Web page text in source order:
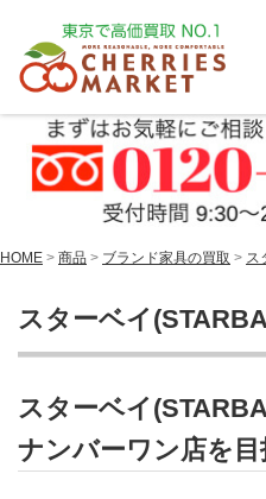
HOME > 商品 > ブランド家具の買取 > ス
スターベイ
スターベイ
ナンバーワン店を